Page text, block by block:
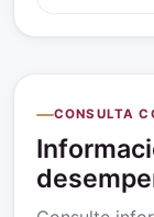
CONSULTA